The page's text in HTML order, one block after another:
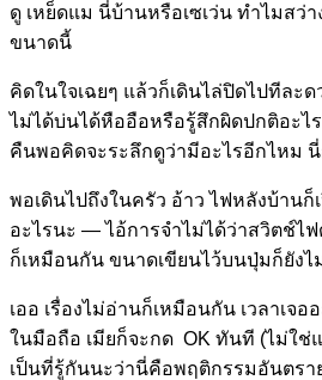
ดู เหย็ดแม นี่บ้านหรือเซเว่น ทำไมสว่
ขนาดนี้
คิดในใจเฉยๆ แล้วก็เดินไล่ปิดไปทีละ
ไม่ได้บ่นได้หืออือหรือรู้สึกผิดปกติอะไ
คืนพอคิดจะระลึกดูว่ามีอะไรอีกไหม
พอเดินไปถึงในครัว อ้าว ไฟหลังบ้านก็
อะไรนะ — ไอ้การจำไม่ได้ว่าสวิตช์ไ
ก็เหมือนกัน ขนาดเขียนไว้บนปุ่มก็ยังไ
เออ เรื่องไม่อ่านก็เหมือนกัน เวลาเจ
ในมือถือ เมียก็จะกด OK ทันที (ไม่ใช่
เป็นที่รู้กันนะว่านี่คือพฤติกรรมอันตรา